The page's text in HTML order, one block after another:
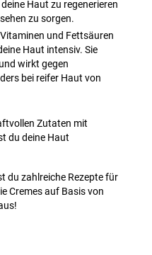
Haut zu regenerieren
zu sorgen.
und Fettsäuren
Haut intensiv. Sie
wirkt gegen
bei reifer Haut von
Zutaten mit
du deine Haut
du zahlreiche Rezepte für
Cremes auf Basis von